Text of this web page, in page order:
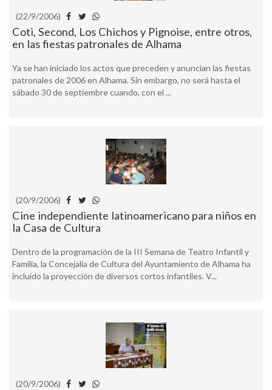
(22/9/2006)
Coti, Second, Los Chichos y Pignoise, entre otros,
en las fiestas patronales de Alhama
Ya se han iniciado los actos que preceden y anuncian las fiestas
patronales de 2006 en Alhama. Sin embargo, no será hasta el
sábado 30 de septiembre cuando, con el ...
(20/9/2006)
Cine independiente latinoamericano para niños en
la Casa de Cultura
Dentro de la programación de la III Semana de Teatro Infantil y
Familia, la Concejalía de Cultura del Ayuntamiento de Alhama ha
incluido la proyección de diversos cortos infantiles. V...
(20/9/2006)